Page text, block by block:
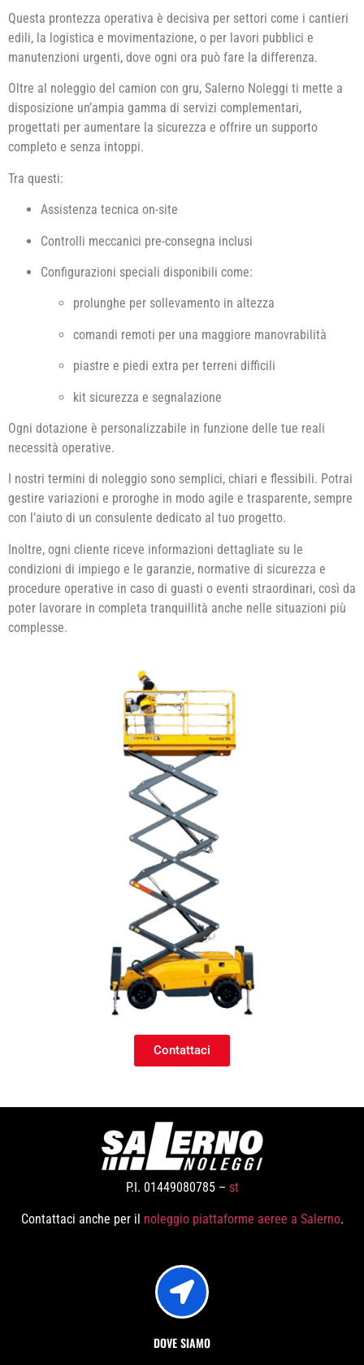
Questa prontezza operativa è decisiva per settori come i cantieri
edili, la logistica e movimentazione, o per lavori pubblici e
manutenzioni urgenti, dove ogni ora può fare la differenza.
Oltre al noleggio del camion con gru, Salerno Noleggi ti mette a
disposizione un’ampia gamma di servizi complementari,
progettati per aumentare la sicurezza e offrire un supporto
completo e senza intoppi.
Tra questi:
Assistenza tecnica on-site
Controlli meccanici pre-consegna inclusi
Configurazioni speciali disponibili come:
prolunghe per sollevamento in altezza
comandi remoti per una maggiore manovrabilità
piastre e piedi extra per terreni difficili
kit sicurezza e segnalazione
Ogni dotazione è personalizzabile in funzione delle tue reali
necessità operative.
I nostri termini di noleggio sono semplici, chiari e flessibili. Potrai
gestire variazioni e proroghe in modo agile e trasparente, sempre
con l’aiuto di un consulente dedicato al tuo progetto.
Inoltre, ogni cliente riceve informazioni dettagliate su le
condizioni di impiego e le garanzie, normative di sicurezza e
procedure operative in caso di guasti o eventi straordinari, così da
poter lavorare in completa tranquillità anche nelle situazioni più
complesse.
Contattaci
P.I. 01449080785 – st
Contattaci anche per il noleggio piattaforme aeree a Salerno.
DOVE SIAMO